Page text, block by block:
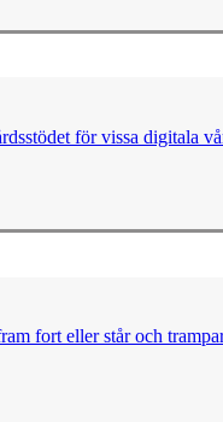
för vissa digitala
fort eller står och